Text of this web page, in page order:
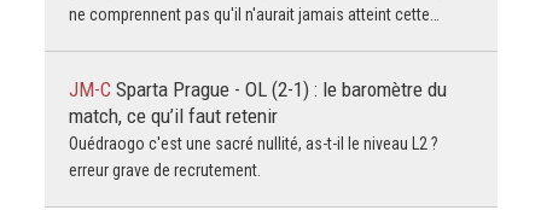
ne comprennent pas qu'il n'aurait jamais atteint cette…
JM-C Sparta Prague - OL (2-1) : le baromètre du
match, ce qu’il faut retenir
Ouédraogo c'est une sacré nullité, as-t-il le niveau L2 ?
erreur grave de recrutement.